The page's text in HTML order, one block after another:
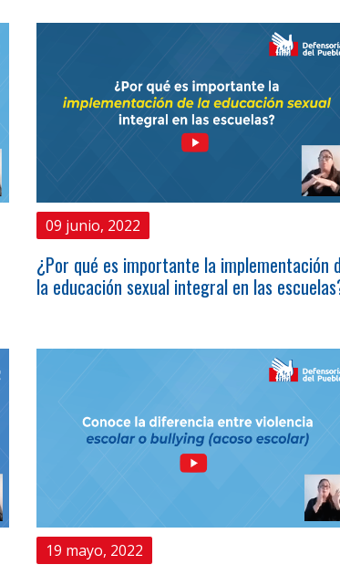
09 junio, 2022
¿Por qué es importante la implementación
la educación sexual integral en las
19 mayo, 2022